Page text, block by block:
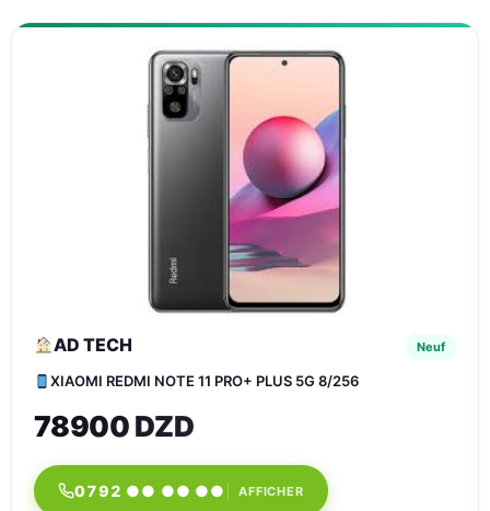
AD TECH Neuf
XIAOMI REDMI NOTE 11 PRO+ PLUS 5G 8/256
78900 DZD
0792 ●● ●● ●● AFFICHER